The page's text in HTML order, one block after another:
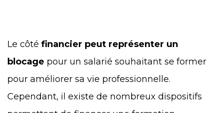
Le côté financier peut représenter un
blocage pour un salarié souhaitant se former
pour améliorer sa vie professionnelle.
Cependant, il existe de nombreux dispositifs